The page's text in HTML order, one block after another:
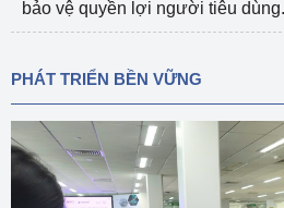
bảo vệ quyền lợi người tiêu dùng.
PHÁT TRIỂN BỀN VỮNG